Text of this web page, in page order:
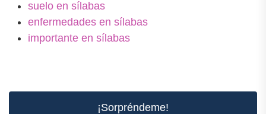
suelo en sílabas
enfermedades en sílabas
importante en sílabas
¡Sorpréndeme!